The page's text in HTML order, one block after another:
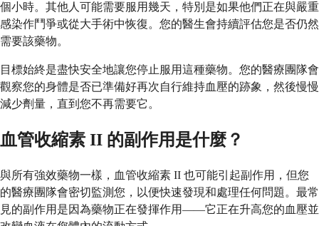
個小時。其他人可能需要服用幾天，特別是如果他們正在與嚴重
感染作鬥爭或從大手術中恢復。您的醫生會持續評估您是否仍然
需要該藥物。
目標始終是盡快安全地讓您停止服用這種藥物。您的醫療團隊會
觀察您的身體是否已準備好再次自行維持血壓的跡象，然後慢慢
減少劑量，直到您不再需要它。
血管收縮素 II 的副作用是什麼？
與所有強效藥物一樣，血管收縮素 II 也可能引起副作用，但您
的醫療團隊會密切監測您，以便快速發現和處理任何問題。最常
見的副作用是因為藥物正在發揮作用——它正在升高您的血壓並